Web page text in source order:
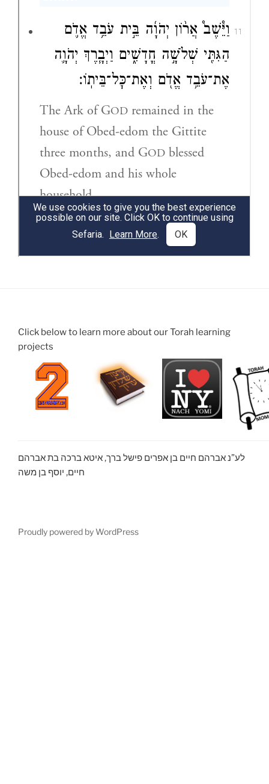
Click below to learn more about our Torah learning
projects
לע”נ אברהם חיים בן אפרים פישל ברך, איטא ברכה בת אברהם
חיים, יוסף בן משה
Proudly powered by WordPress